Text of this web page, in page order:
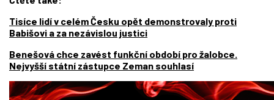
Tisíce lidí v celém Česku opět demonstrovaly proti
Babišovi a za nezávislou justici
Benešová chce zavést funkční období pro žalobce.
Nejvyšší státní zástupce Zeman souhlasí